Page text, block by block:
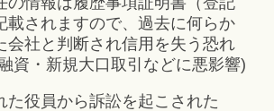
載されますので、過去に何らか
会社と判断され信用を失う恐れ
資・新規大口取引などに悪影響)
た役員から訴訟を起こされた